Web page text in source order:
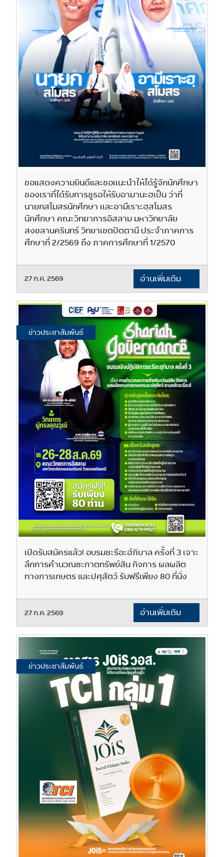
ขอแสดงความยินดีและขอเเนะนำให้ได้รู้จักนักศึกษา
ของเราที่ได้รับการชูรอให้รับอามานะฮฺเป็น ว่าที่
นายกสโมสรนักศึกษา เเละอามีเราะฮฺสโมสร
นักศึกษา คณะวิทยาการอิสลาม มหาวิทยาลัย
สงขลานครินทร์ วิทยาเขตปัตตานี ประจำภาคการ
ศึกษา​ที่ 2/2569 ถึง​ ภาคการศึกษา​ที่​ 1/2570
27 ก.ค. 2569 อ่านเพิ่มเติม
ข่าวประชาสัมพันธ์
เปิดรับสมัครแล้ว! อบรมชะรีอะฮ์ภิบาล ครั้งที่ 3 เจาะ
ลึกการคำนวณซะกาตทรัพย์สิน กิจการ ผลผลิต
ทางการเกษตร และปศุสัตว์ รับฟรีเพียง 80 ที่นั่ง
27 ก.ค. 2569 อ่านเพิ่มเติม
ข่าวประชาสัมพันธ์